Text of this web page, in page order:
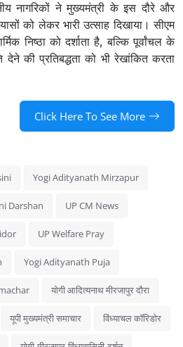
नागरिकों ने मुख्यमंत्री के इस दौरे और
को लेकर भारी उत्साह दिखाया। सीएम
निष्ठा को दर्शाता है, बल्कि पूर्वांचल के
की प्रतिबद्धता को भी रेखांकित करता
Click Here To See More
Yogi Adityanath Mirzapur
Darshan UP CM News
UP Welfare Pray
Yogi Adityanath Puja
योगी आदित्यनाथ मीरजापुर दौरा
यूपी मुख्यमंत्री समाचार विंध्याचल कॉरिडोर